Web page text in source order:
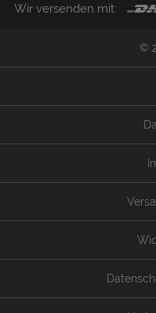
Wir versenden mit:
©